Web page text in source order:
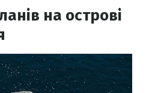
на острові